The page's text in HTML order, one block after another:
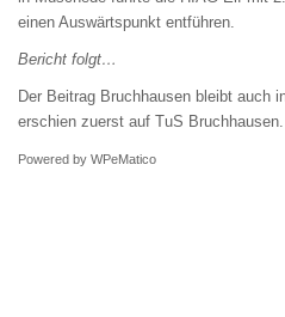
einen Auswärtspunkt entführen.
Bericht folgt…
Der Beitrag Bruchhausen bleibt auch
erschien zuerst auf TuS Bruchhausen
Powered by WPeMatico